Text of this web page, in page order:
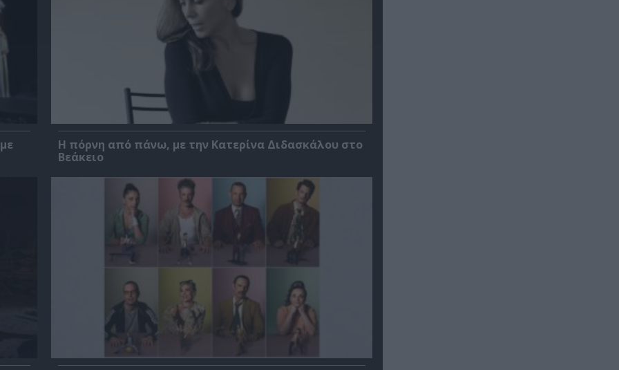
Η πόρνη από πάνω, με την Κατερίνα Διδασκάλου στο
Βεάκειο